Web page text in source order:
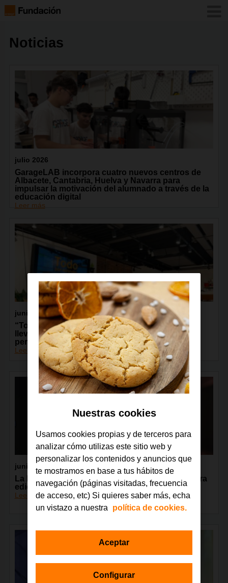
Noticias
julio 2026
GarageLAB incorpora cuatro nuevos centros de
Albacete, Cantabria, Huelva y Navarra para
impulsar la motivación del alumnado a través de la
educación digital
Leer más
junio 2026
“Todos Conectados”, de la Fundación Orange,
lleva la capacitación digital a más de 13.000
personas de toda España
Leer más
junio 2026
La Fundación Orange celebra en Madrid la tercera
edición del encuentro GarageLAB
Leer más
Nuestras cookies
Usamos cookies propias y de terceros para
analizar cómo utilizas este sitio web y
personalizar los contenidos y anuncios que
te mostramos en base a tus hábitos de
navegación (páginas visitadas, frecuencia
de acceso, etc) Si quieres saber más, echa
un vistazo a nuestra
política de cookies.
Configurar
Aceptar